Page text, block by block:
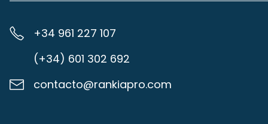
+34 961 227 107
(+34) 601 302 692
contacto@rankiapro.com